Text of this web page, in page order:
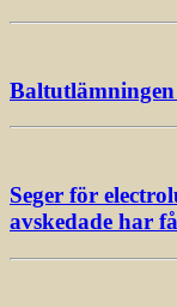
Seger för
avskedade har